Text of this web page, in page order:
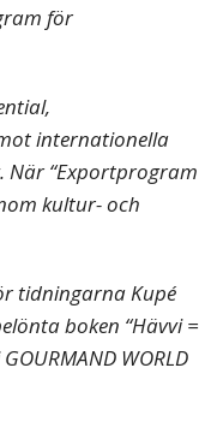
för
internationella
När “Exportprogram
kultur- och
tidningarna Kupé
boken “Hävvi =
WORLD